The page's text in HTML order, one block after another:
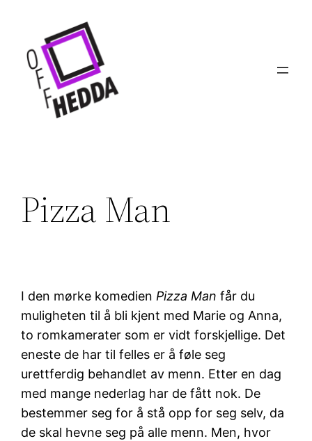
innhold
Pizza Man
I den mørke komedien Pizza Man får du
muligheten til å bli kjent med Marie og Anna,
to romkamerater som er vidt forskjellige. Det
eneste de har til felles er å føle seg
urettferdig behandlet av menn. Etter en dag
med mange nederlag har de fått nok. De
bestemmer seg for å stå opp for seg selv, da
de skal hevne seg på alle menn. Men, hvor